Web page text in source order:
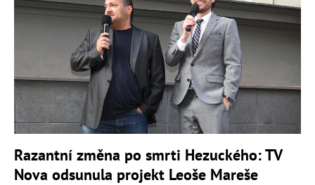
Razantní změna po smrti Hezuckého: TV
Nova odsunula projekt Leoše Mareše